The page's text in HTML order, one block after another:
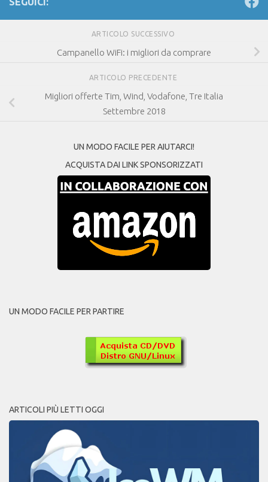
ARTICOLO SUCCESSIVO
Campanello WiFi: i migliori da comprare
ARTICOLO PRECEDENTE
Migliori offerte Tim, Wind, Vodafone, Tre Italia
Settembre 2018
UN MODO FACILE PER AIUTARCI!
ACQUISTA DAI LINK SPONSORIZZATI
UN MODO FACILE PER PARTIRE
ARTICOLI PIÙ LETTI OGGI